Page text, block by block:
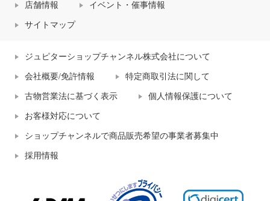
店舗情報 イベント・催事情報
サイトマップ
ジュピターショップチャンネル株式会社について
会社概要/免許情報 特定商取引法に関して
古物営業法に基づく表示 個人情報保護について
お客様対応について
ショップチャンネルで商品販売希望の事業者募集中
採用情報